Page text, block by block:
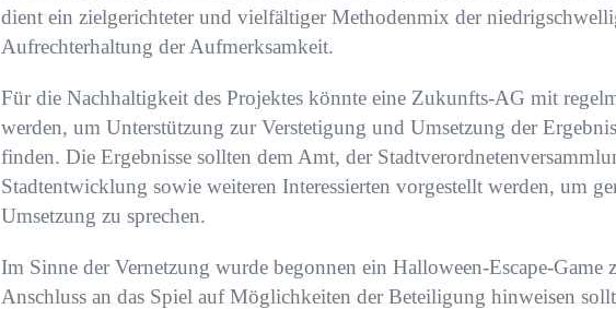
dient ein zielgerichteter und vielfältiger Methodenmix der
Aufrechterhaltung der Aufmerksamkeit.
Für die Nachhaltigkeit des Projektes könnte eine Zukunfts-AG mit
werden, um Unterstützung zur Verstetigung und Umsetzung der
finden. Die Ergebnisse sollten dem Amt, der
Stadtentwicklung sowie weiteren Interessierten vorgestellt werden, um
Umsetzung zu sprechen.
Im Sinne der Vernetzung wurde begonnen ein Halloween-Escape-Game
Anschluss an das Spiel auf Möglichkeiten der Beteiligung hinweisen